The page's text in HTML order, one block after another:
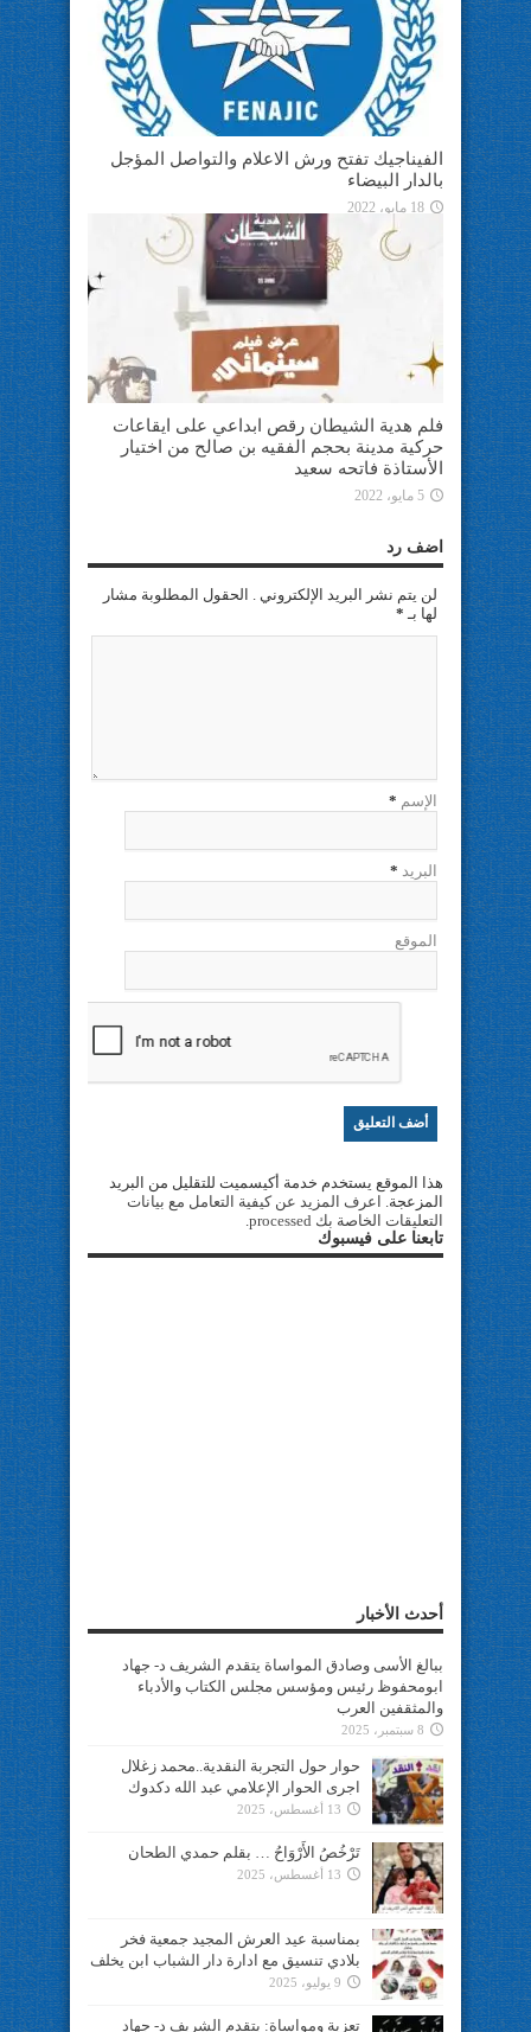
الفيناجيك تفتح ورش الاعلام والتواصل المؤجل
بالدار البيضاء
18 مايو، 2022
فلم هدية الشيطان رقص ابداعي على ايقاعات
حركية مدينة بحجم الفقيه بن صالح من اختيار
الأستاذة فاتحه سعيد
5 مايو، 2022
اضف رد
لن يتم نشر البريد الإلكتروني . الحقول المطلوبة مشار
لها بـ *
الإسم *
البريد *
الموقع
هذا الموقع يستخدم خدمة أكيسميت للتقليل من البريد
المزعجة. اعرف المزيد عن كيفية التعامل مع بيانات
التعليقات الخاصة بك processed
تابعنا على فيسبوك
أحدث الأخبار
ببالغ الأسى وصادق المواساة يتقدم الشريف د- جهاد
ابومحفوظ رئيس ومؤسس مجلس الكتاب والأدباء
والمثقفين العرب
8 سبتمبر، 2025
حوار حول التجربة النقدية..محمد زغلال
اجرى الحوار الإعلامي عبد الله دكدوك
13 أغسطس، 2025
تَرْخُصُ الأَرْوَاحُ … بقلم حمدي الطحان
13 أغسطس، 2025
بمناسبة عيد العرش المجيد جمعية فخر
بلادي تنسيق مع ادارة دار الشباب ابن يخلف
9 يوليو، 2025
تعزية ومواساة: يتقدم الشريف د- جهاد